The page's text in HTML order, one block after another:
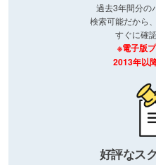
過去3年間分の
検索可能だから
すぐに確
※電子版
2013年以
好評なス